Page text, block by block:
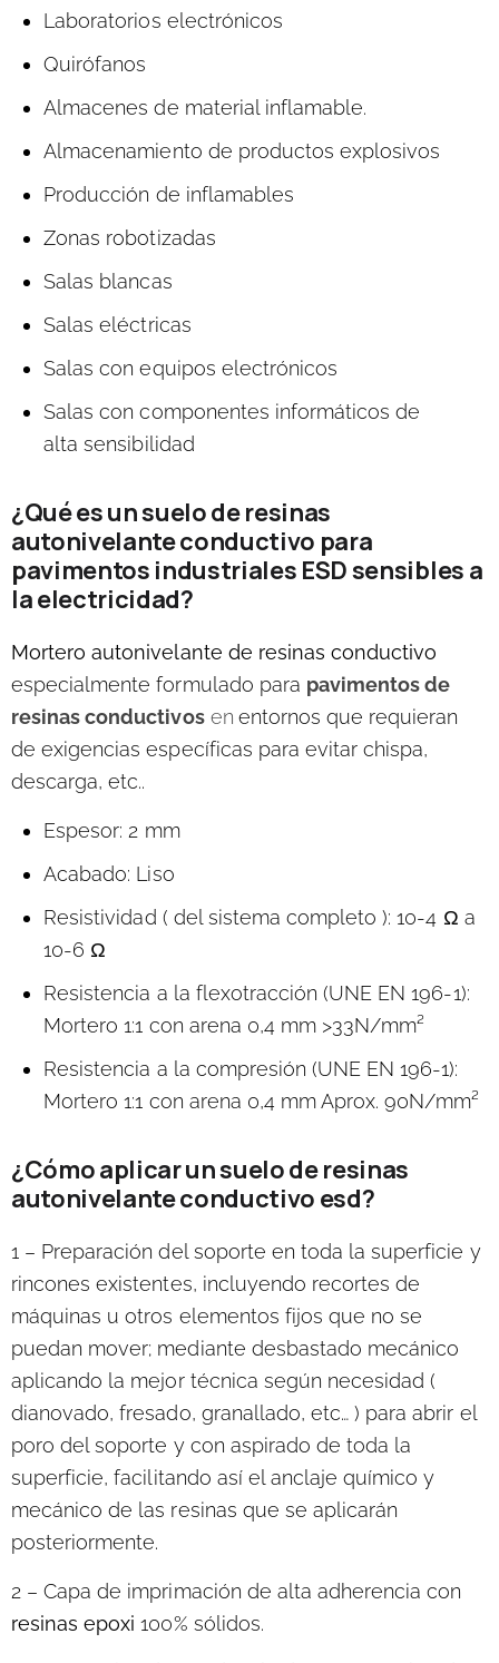
Laboratorios electrónicos
Quirófanos
Almacenes de material inflamable.
Almacenamiento de productos explosivos
Producción de inflamables
Zonas robotizadas
Salas blancas
Salas eléctricas
Salas con equipos electrónicos
Salas con componentes informáticos de
alta sensibilidad
¿Qué es un suelo de resinas
autonivelante conductivo para
pavimentos industriales ESD sensibles a
la electricidad?
Mortero autonivelante de resinas conductivo
especialmente formulado para pavimentos de
resinas conductivos en entornos que requieran
de exigencias específicas para evitar chispa,
descarga, etc..
Espesor: 2 mm
Acabado: Liso
Resistividad ( del sistema completo ): 10-4 Ω a
10-6 Ω
Resistencia a la flexotracción (UNE EN 196-1):
Mortero 1:1 con arena 0,4 mm >33N/mm²
Resistencia a la compresión (UNE EN 196-1):
Mortero 1:1 con arena 0,4 mm Aprox. 90N/mm²
¿Cómo aplicar un suelo de resinas
autonivelante conductivo esd?
1 – Preparación del soporte en toda la superficie y
rincones existentes, incluyendo recortes de
máquinas u otros elementos fijos que no se
puedan mover; mediante desbastado mecánico
aplicando la mejor técnica según necesidad (
dianovado, fresado, granallado, etc… ) para abrir el
poro del soporte y con aspirado de toda la
superficie, facilitando así el anclaje químico y
mecánico de las resinas que se aplicarán
posteriormente.
2 – Capa de imprimación de alta adherencia con
resinas epoxi 100% sólidos.